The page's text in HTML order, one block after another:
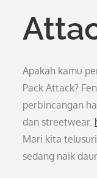
Apakah kamu
Pack Attack?
perbincangan
dan streetwear.
Mari kita
sedang naik